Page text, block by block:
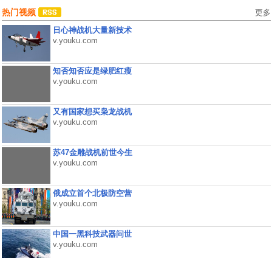
热门视频 更多
日心神战机大量新技术
v.youku.com
知否知否应是绿肥红瘦
v.youku.com
又有国家想买枭龙战机
v.youku.com
苏47金雕战机前世今生
v.youku.com
俄成立首个北极防空营
v.youku.com
中国一黑科技武器问世
v.youku.com